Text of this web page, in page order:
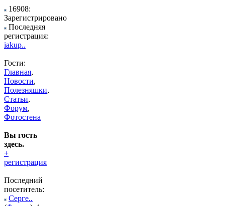
16908:
Зарегистрировано
Последняя
регистрация:
iakup..
Гости:
Главная,
Новости,
Полезняшки,
Статьи,
Форум,
Фотостена
Вы гость
здесь.
+
регистрация
Последний
посетитель:
Серге..